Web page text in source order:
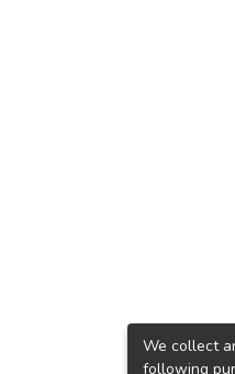
We collect
following